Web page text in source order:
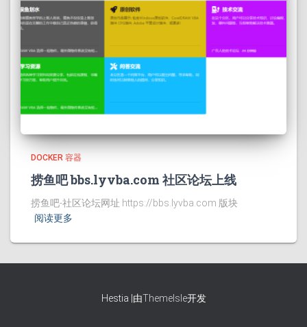
DOCKER 容器
捞鱼吧 bbs.lyvba.com 社区论坛上线
捞鱼吧-社区论坛网址 https://bbs.lyvba.com 版块
阅读更多
Hestia |由ThemeIsle开发